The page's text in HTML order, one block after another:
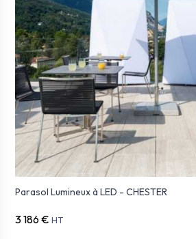
Parasol Lumineux à LED - CHESTER
3 186 € HT